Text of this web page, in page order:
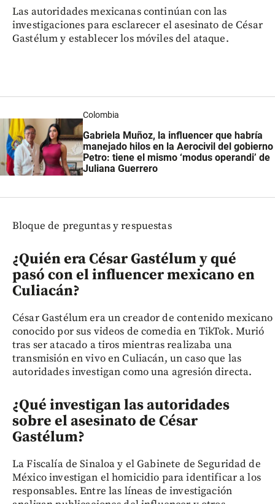
Las autoridades mexicanas continúan con las
investigaciones para esclarecer el asesinato de César
Gastélum y establecer los móviles del ataque.
Colombia
Gabriela Muñoz, la influencer que habría
manejado hilos en la Aerocivil del gobierno
Petro: tiene el mismo ‘modus operandi’ de
Juliana Guerrero
Bloque de preguntas y respuestas
¿Quién era César Gastélum y qué
pasó con el influencer mexicano en
Culiacán?
César Gastélum era un creador de contenido mexicano
conocido por sus videos de comedia en TikTok. Murió
tras ser atacado a tiros mientras realizaba una
transmisión en vivo en Culiacán, un caso que las
autoridades investigan como una agresión directa.
¿Qué investigan las autoridades
sobre el asesinato de César
Gastélum?
La Fiscalía de Sinaloa y el Gabinete de Seguridad de
México investigan el homicidio para identificar a los
responsables. Entre las líneas de investigación